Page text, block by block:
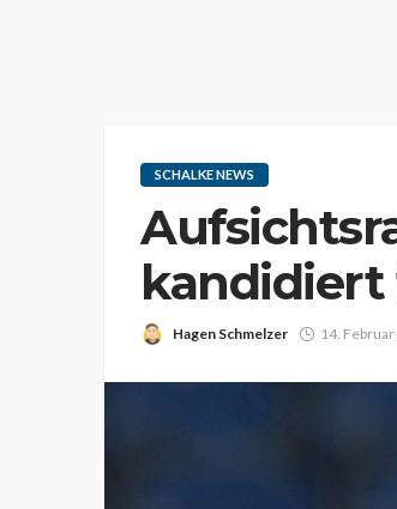
SCHALKE NEWS
kandidiert
Hagen Schmelzer 14.